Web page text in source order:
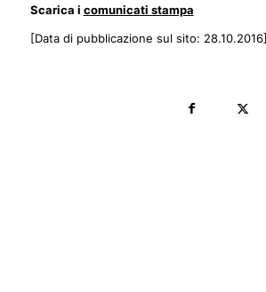
Scarica i comunicati stampa
[Data di pubblicazione sul sito: 28.10.2016]